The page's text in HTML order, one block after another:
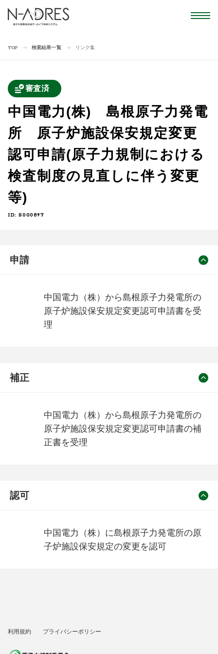
TOP 検索結果一覧 リンク集
審査済
中国電力(株) 島根原子力発電
所 原子炉施設保安規定変更
認可申請(原子力規制における
検査制度の見直しに伴う変更
等)
ID: S000897
申請
中国電力（株）から島根原子力発電所の
原子炉施設保安規定変更認可申請書を受
理
補正
中国電力（株）から島根原子力発電所の
原子炉施設保安規定変更認可申請書の補
正書を受理
認可
中国電力（株）に島根原子力発電所の原
子炉施設保安規定の変更を認可
利用規約 プライバシーポリシー